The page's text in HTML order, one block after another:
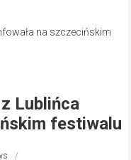
Lublińca
festiwalu